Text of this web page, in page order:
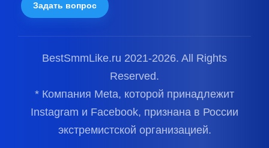
Задать вопрос
BestSmmLike.ru 2021-2026. All Rights
Reserved.
* Компания Meta, которой принадлежит
Instagram и Facebook, признана в России
экстремистской организацией.